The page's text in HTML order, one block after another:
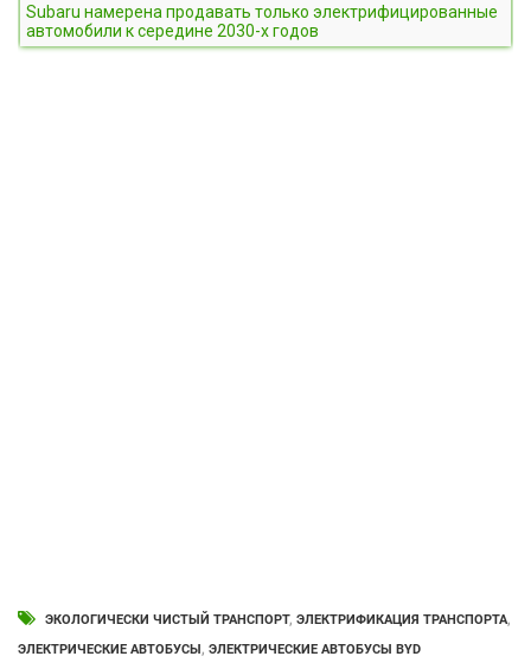
Subaru намерена продавать только электрифицированные
автомобили к середине 2030-х годов
ЭКОЛОГИЧЕСКИ ЧИСТЫЙ ТРАНСПОРТ, ЭЛЕКТРИФИКАЦИЯ ТРАНСПОРТА,
ЭЛЕКТРИЧЕСКИЕ АВТОБУСЫ, ЭЛЕКТРИЧЕСКИЕ АВТОБУСЫ BYD